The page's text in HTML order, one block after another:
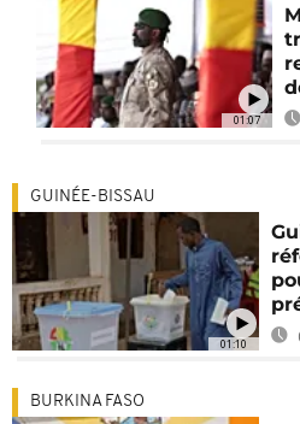
01:07
01:10
GUINÉE-BISSAU
BURKINA FASO